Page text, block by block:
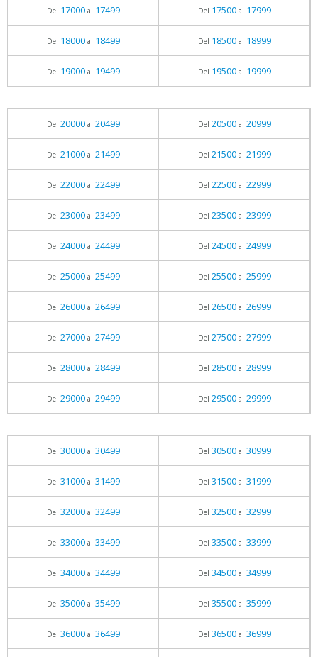
Del 17000al 17499 Del 17500al 17999
Del 18000al 18499 Del 18500al 18999
Del 19000al 19499 Del 19500al 19999
Del 20000al 20499 Del 20500al 20999
Del 21000al 21499 Del 21500al 21999
Del 22000al 22499 Del 22500al 22999
Del 23000al 23499 Del 23500al 23999
Del 24000al 24499 Del 24500al 24999
Del 25000al 25499 Del 25500al 25999
Del 26000al 26499 Del 26500al 26999
Del 27000al 27499 Del 27500al 27999
Del 28000al 28499 Del 28500al 28999
Del 29000al 29499 Del 29500al 29999
Del 30000al 30499 Del 30500al 30999
Del 31000al 31499 Del 31500al 31999
Del 32000al 32499 Del 32500al 32999
Del 33000al 33499 Del 33500al 33999
Del 34000al 34499 Del 34500al 34999
Del 35000al 35499 Del 35500al 35999
Del 36000al 36499 Del 36500al 36999